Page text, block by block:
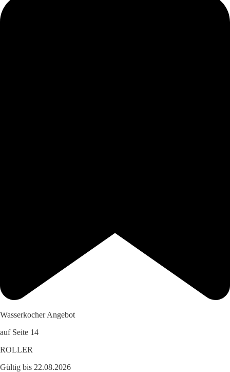
Wasserkocher Angebot
auf Seite 14
ROLLER
Gültig bis 22.08.2026